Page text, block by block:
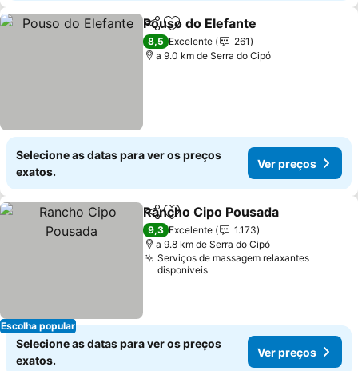
PartilharAdicionar aos favoritos
Pouso do Elefante
8,5 Excelente
261
a 9.0 km de Serra do Cipó
Selecione as datas para ver os preços
exatos.
Ver preços
Escolha popular
PartilharAdicionar aos favoritos
Rancho Cipo Pousada
9,3 Excelente
1.173
a 9.8 km de Serra do Cipó
Serviços de massagem relaxantes
disponíveis
Selecione as datas para ver os preços
exatos.
Ver preços